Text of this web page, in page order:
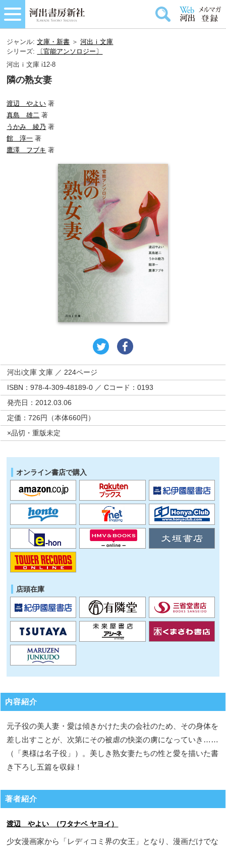
ジャンル:文庫・新書 ＞河出ｉ文庫
シリーズ:
〔官能アンソロジー〕
河出ｉ文庫 i12-8
隣の熟女妻
渡辺 やよい 著
真島 雄二 著
うかみ 綾乃 著
館 淳一 著
鷹澤 フブキ 著
河出i文庫 文庫 ／ 224ページ
ISBN：978-4-309-48189-0 ／ Cコード：0193
発売日：2012.03.06
定価：726円（本体660円）
×品切・重版未定
オンライン書店で購入
店頭在庫
内容紹介
元子役の美人妻・愛は傾きかけた夫の会社のため、その身体を
差し出すことが、次第にその被虐の快楽の虜になっていき……
（「奥様は名子役」）。美しき熟女妻たちの性と愛を描いた書
き下ろし五篇を収録！
著者紹介
渡辺 やよい （ワタナベ ヤヨイ）
少女漫画家から「レディコミ界の女王」となり、漫画だけでな